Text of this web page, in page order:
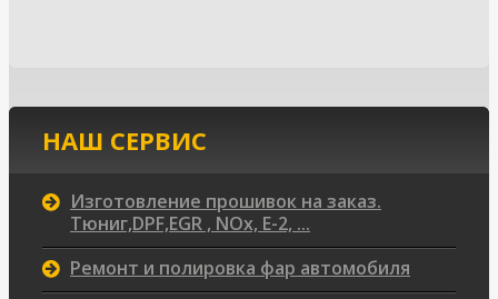
НАШ СЕРВИС
Изготовление прошивок на заказ.
Тюниг,DPF,EGR , NOx, Е-2, ...
Ремонт и полировка фар автомобиля